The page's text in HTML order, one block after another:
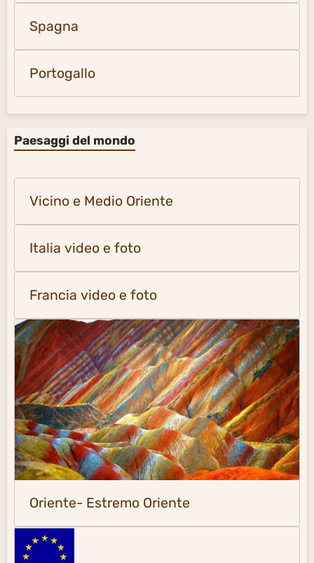
Spagna
Portogallo
Paesaggi del mondo
Vicino e Medio Oriente
Italia video e foto
Francia video e foto
Oriente- Estremo Oriente